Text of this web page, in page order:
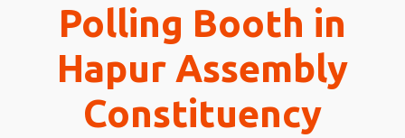
Polling Booth in
Hapur Assembly
Constituency